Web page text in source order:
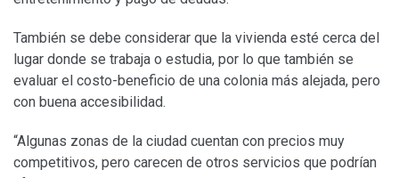
También se debe considerar que la vivienda esté cerca del
lugar donde se trabaja o estudia, por lo que también se
evaluar el costo-beneficio de una colonia más alejada, pero
con buena accesibilidad.
“Algunas zonas de la ciudad cuentan con precios muy
competitivos, pero carecen de otros servicios que podrían